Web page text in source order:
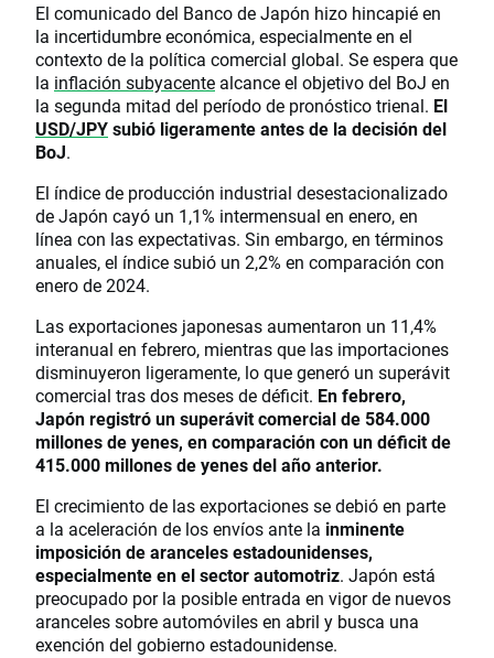
El comunicado del Banco de Japón hizo hincapié en
la incertidumbre económica, especialmente en el
contexto de la política comercial global. Se espera que
la inflación subyacente alcance el objetivo del BoJ en
la segunda mitad del período de pronóstico trienal. El
USD/JPYsubió ligeramente antes de la decisión del
BoJ.
El índice de producción industrial desestacionalizado
de Japón cayó un 1,1% intermensual en enero, en
línea con las expectativas. Sin embargo, en términos
anuales, el índice subió un 2,2% en comparación con
enero de 2024.
Las exportaciones japonesas aumentaron un 11,4%
interanual en febrero, mientras que las importaciones
disminuyeron ligeramente, lo que generó un superávit
comercial tras dos meses de déficit. En febrero,
Japón registró un superávit comercial de 584.000
millones de yenes, en comparación con un déficit de
415.000 millones de yenes del año anterior.
El crecimiento de las exportaciones se debió en parte
a la aceleración de los envíos ante la inminente
imposición de aranceles estadounidenses,
especialmente en el sector automotriz. Japón está
preocupado por la posible entrada en vigor de nuevos
aranceles sobre automóviles en abril y busca una
exención del gobierno estadounidense.